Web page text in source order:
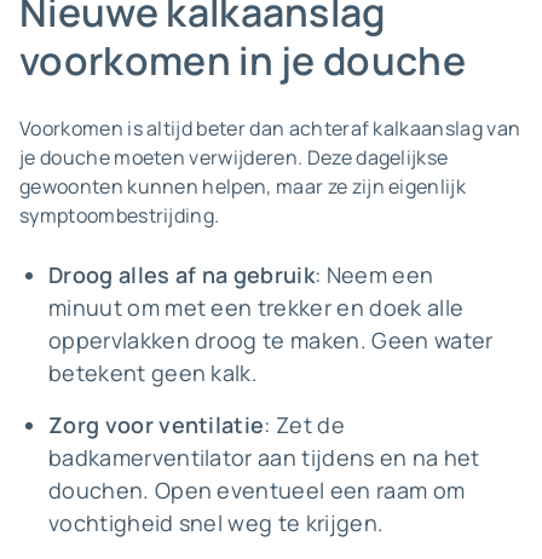
Nieuwe kalkaanslag
voorkomen in je douche
Voorkomen is altijd beter dan achteraf kalkaanslag van
je douche moeten verwijderen. Deze dagelijkse
gewoonten kunnen helpen, maar ze zijn eigenlijk
symptoombestrijding.
Droog alles af na gebruik: Neem een
minuut om met een trekker en doek alle
oppervlakken droog te maken. Geen water
betekent geen kalk.
Zorg voor ventilatie: Zet de
badkamerventilator aan tijdens en na het
douchen. Open eventueel een raam om
vochtigheid snel weg te krijgen.